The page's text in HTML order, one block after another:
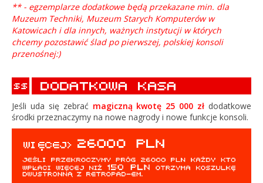
** - egzemplarze dodatkowe będą przekazane min. dla
Muzeum Techniki, Muzeum Starych Komputerów w
Katowicach i dla innych, ważnych instytucji w których
chcemy pozostawić ślad po pierwszej, polskiej konsoli
przenośnej:)
Jeśli uda się zebrać magiczną kwotę 25 000 zł dodatkowe
środki przeznaczymy na nowe nagrody i nowe funkcje konsoli.